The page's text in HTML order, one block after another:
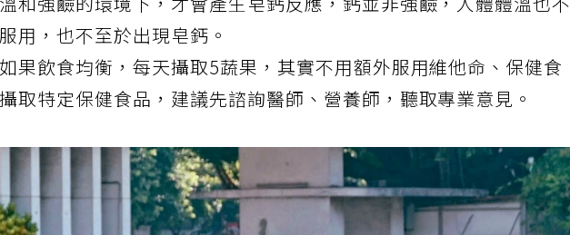
和強鹼的環境下，才會產生皂鈣反應，鈣並非強鹼，人體體溫也不
用，也不至於出現皂鈣。
果飲食均衡，每天攝取5蔬果，其實不用額外服用維他命、保健食
取特定保健食品，建議先諮詢醫師、營養師，聽取專業意見。